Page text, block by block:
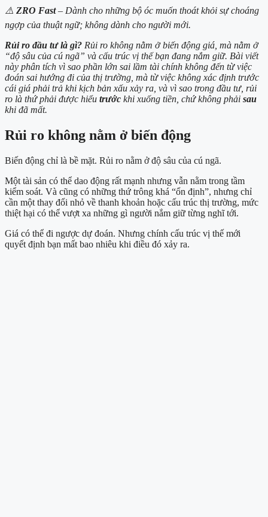
⚠️ ZRO Fast– Dành cho những bộ óc muốn thoát khỏi sự choáng
ngợp của thuật ngữ; không dành cho người mới.
Rủi ro đầu tư là gì? Rủi ro không nằm ở biến động giá, mà nằm ở
“độ sâu của cú ngã” và cấu trúc vị thế bạn đang nắm giữ. Bài viết
này phân tích vì sao phần lớn sai lầm tài chính không đến từ việc
đoán sai hướng đi của thị trường, mà từ việc không xác định trước
cái giá phải trả khi kịch bản xấu xảy ra, và vì sao trong đầu tư, rủi
ro là thứ phải được hiểu trước khi xuống tiền, chứ không phải sau
khi đã mất.
Rủi ro không nằm ở biến động
Biến động chỉ là bề mặt. Rủi ro nằm ở độ sâu của cú ngã.
Một tài sản có thể dao động rất mạnh nhưng vẫn nằm trong tầm
kiểm soát. Và cũng có những thứ trông khá “ổn định”, nhưng chỉ
cần một thay đổi nhỏ về thanh khoản hoặc cấu trúc thị trường, mức
thiệt hại có thể vượt xa những gì người nắm giữ từng nghĩ tới.
Giá có thể đi ngược dự đoán. Nhưng chính cấu trúc vị thế mới
quyết định bạn mất bao nhiêu khi điều đó xảy ra.